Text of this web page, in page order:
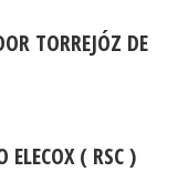
TORREJÓZ DE
ELECOX ( RSC )